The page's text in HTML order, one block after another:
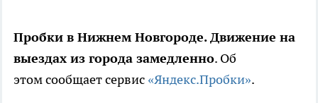
Пробки в Нижнем Новгороде. Движение на
выездах из города замедленно. Об
этом сообщает сервис «Яндекс.Пробки».